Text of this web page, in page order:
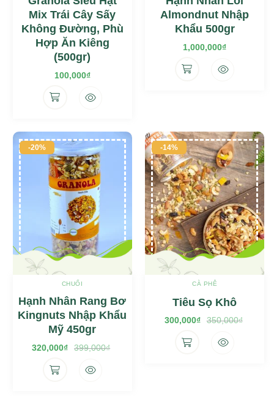
Mix Trái Cây Sấy
Không Đường, Phù
Hợp Ăn Kiêng
(500gr)
100,000₫
Almondnut Nhập
Khẩu 500gr
1,000,000₫
-20%
CHUỐI
Hạnh Nhân Rang Bơ
Kingnuts Nhập Khẩu
Mỹ 450gr
399,000₫
Giá
399,000₫.
320,000₫
Giá
-14%
CÀ PHÊ
Tiêu Sọ Khô
350,000₫
Giá
350,000₫.
300,000₫
Giá